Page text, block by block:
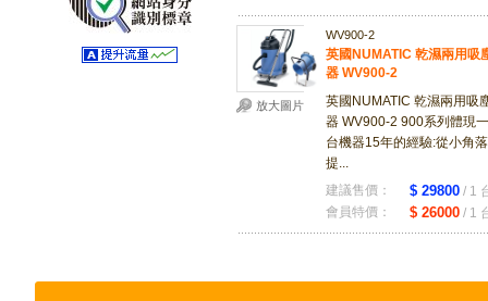
放大圖片
WV900-2
英國NUMATIC 乾濕兩用吸
器 WV900-2
英國NUMATIC 乾濕兩用吸
器 WV900-2 900系列體現一
台機器15年的經驗:從小角落
提...
建議售價：
$ 29800/ 1
會員特價：
$ 26000/ 1